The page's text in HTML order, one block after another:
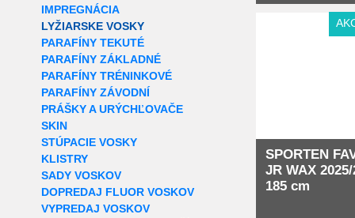
IMPREGNÁCIA
LYŽIARSKE VOSKY
PARAFÍNY TEKUTÉ
PARAFÍNY ZÁKLADNÉ
PARAFÍNY TRÉNINKOVÉ
PARAFÍNY ZÁVODNÍ
PRÁŠKY A URÝCHĽOVAČE
SKIN
STÚPACIE VOSKY
KLISTRY
SADY VOSKOV
DOPREDAJ FLUOR VOSKOV
VYPREDAJ VOSKOV
SPORTEN
JR WAX
185 cm